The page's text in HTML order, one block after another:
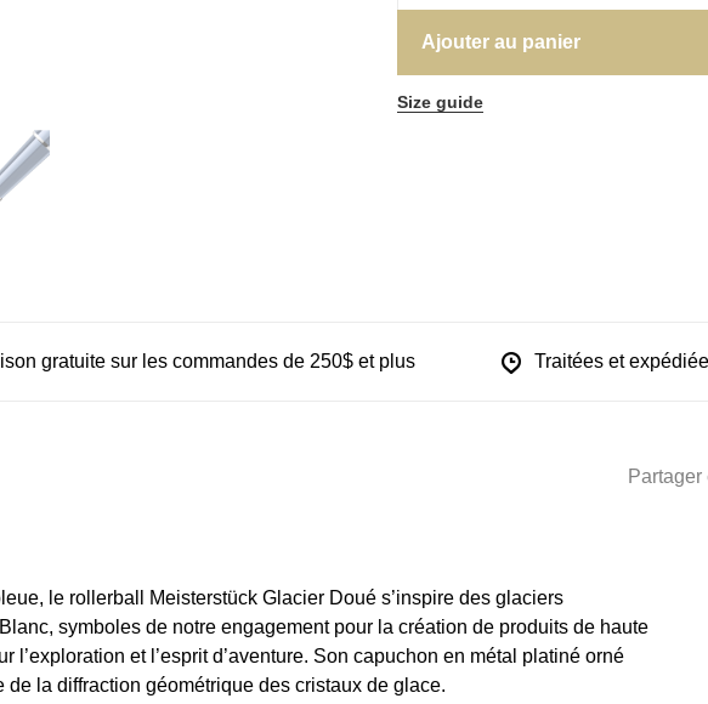
Ajouter au panier
Size guide
gratuite sur les commandes de 250$ et plus Traitées et
Partager
le rollerball Meisterstück Glacier Doué s’inspire des glaciers
symboles de notre engagement pour la création de produits de haute
l’exploration et l’esprit d’aventure. Son capuchon en métal platiné orné
de la diffraction géométrique des cristaux de glace.